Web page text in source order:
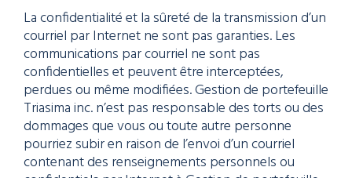
La confidentialité et la sûreté de la transmission d’un
courriel par Internet ne sont pas garanties. Les
communications par courriel ne sont pas
confidentielles et peuvent être interceptées,
perdues ou même modifiées. Gestion de portefeuille
Triasima inc. n’est pas responsable des torts ou des
dommages que vous ou toute autre personne
pourriez subir en raison de l’envoi d’un courriel
contenant des renseignements personnels ou